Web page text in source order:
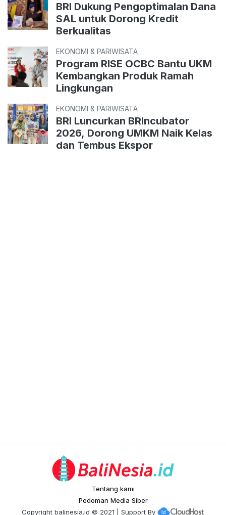
BRI Dukung Pengoptimalan Dana
SAL untuk Dorong Kredit
Berkualitas
EKONOMI & PARIWISATA
Program RISE OCBC Bantu UKM
Kembangkan Produk Ramah
Lingkungan
EKONOMI & PARIWISATA
BRI Luncurkan BRIncubator
2026, Dorong UMKM Naik Kelas
dan Tembus Ekspor
Tentang kami
Pedoman Media Siber
Copyright balinesia.id © 2021 | Support By